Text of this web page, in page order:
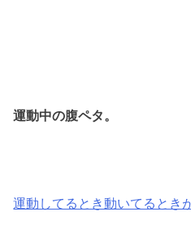
運動中の腹ペタ。
運動してるとき動いてるとき